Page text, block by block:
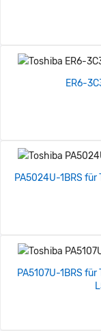
ER6-
PA5024U-1BRS
PA5107U-1BRS